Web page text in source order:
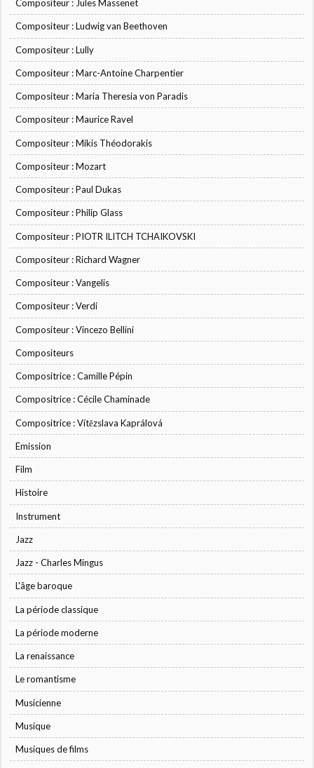
Compositeur : Jules Massenet
Compositeur : Ludwig van Beethoven
Compositeur : Lully
Compositeur : Marc-Antoine Charpentier
Compositeur : Maria Theresia von Paradis
Compositeur : Maurice Ravel
Compositeur : Mikis Théodorakis
Compositeur : Mozart
Compositeur : Paul Dukas
Compositeur : Philip Glass
Compositeur : PIOTR ILITCH TCHAIKOVSKI
Compositeur : Richard Wagner
Compositeur : Vangelis
Compositeur : Verdi
Compositeur : Vincezo Bellini
Compositeurs
Compositrice : Camille Pépin
Compositrice : Cécile Chaminade
Compositrice : Vítězslava Kaprálová
Emission
Film
Histoire
Instrument
Jazz
Jazz - Charles Mingus
L'âge baroque
La période classique
La période moderne
La renaissance
Le romantisme
Musicienne
Musique
Musiques de films